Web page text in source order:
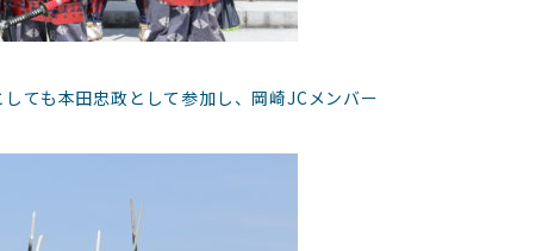
ても本田忠政として参加し、岡崎JCメンバー